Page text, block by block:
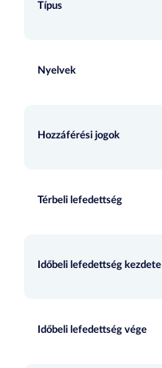
Típus
Nyelvek
Hozzáférési jogok
Térbeli lefedettség
Időbeli lefedettség kezdete
Időbeli lefedettség vége